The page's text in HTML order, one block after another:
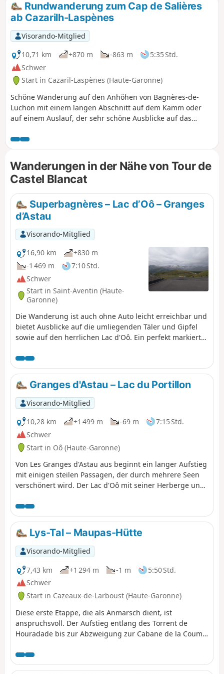
Rundwanderung zum Cap de Salières
ab Cazarilh-Laspènes
Visorando-Mitglied
10,71 km
+870 m -863 m
5:35 Std.
Schwer
Start in Cazaril-Laspènes (Haute-Garonne)
Schöne Wanderung auf den Anhöhen von Bagnères-de-
Luchon mit einem langen Abschnitt auf dem Kamm oder
auf einem Auslauf, der sehr schöne Ausblicke auf das
Larboust-Tal bietet. Gut markierte Wege, außer auf einem
kurzen Abschnitt auf dem Rückweg zwischen dem (5) und
dem (8), der steil abfällt und trittsicher sein muss.
Wanderungen in der Nähe von Tour de
Castel Blancat
Superbagnères – Lac d’Oô – Granges
d’Astau
Visorando-Mitglied
16,90 km
+830 m
-1 469 m
7:10 Std.
Schwer
Start in Saint-Aventin (Haute-
Garonne)
Die Wanderung ist auch ohne Auto leicht erreichbar und
bietet Ausblicke auf die umliegenden Täler und Gipfel
sowie auf den herrlichen Lac d'Oô. Ein perfekt markierter
verlaufen kann. Die Rückfahrt erfolgt mit öffentlichen
Verkehrsmitteln zum Bahnhof von Luchon.
Granges d'Astau – Lac du Portillon
Visorando-Mitglied
10,28 km
+1 499 m -69 m
7:15 Std.
Schwer
Start in Oô (Haute-Garonne)
Von Les Granges d'Astau aus beginnt ein langer Aufstieg
mit einigen steilen Passagen, der durch mehrere Seen
verschönert wird. Der Lac d'Oô mit seiner Herberge und
mögliche Zwischenstopps. Nach dem Lac du Saussat –
ausgesprochen Sa-ou-sat – markiert der viel
bescheidenere Lac de la Coume de l'Abesque den Beginn
des steilen Aufstiegs in Serpentinen, der zu einer Ebene
mit glatten Felsen und kleinen Seen und schließlich zur
Berghütte Refuge Jean Arlaud führt.
Lys-Tal – Maupas-Hütte
Visorando-Mitglied
7,43 km
+1 294 m -1 m
5:50 Std.
Schwer
Start in Cazeaux-de-Larboust (Haute-Garonne)
Diese erste Etappe, die als Anmarsch dient, ist
anspruchsvoll. Der Aufstieg entlang des Torrent de
Houradade bis zur Abzweigung zur Cabane de la Coume
Cabane de Pratlong kann man etwas verschnaufen,
bevor man den letzten Abschnitt mit den zahlreichen